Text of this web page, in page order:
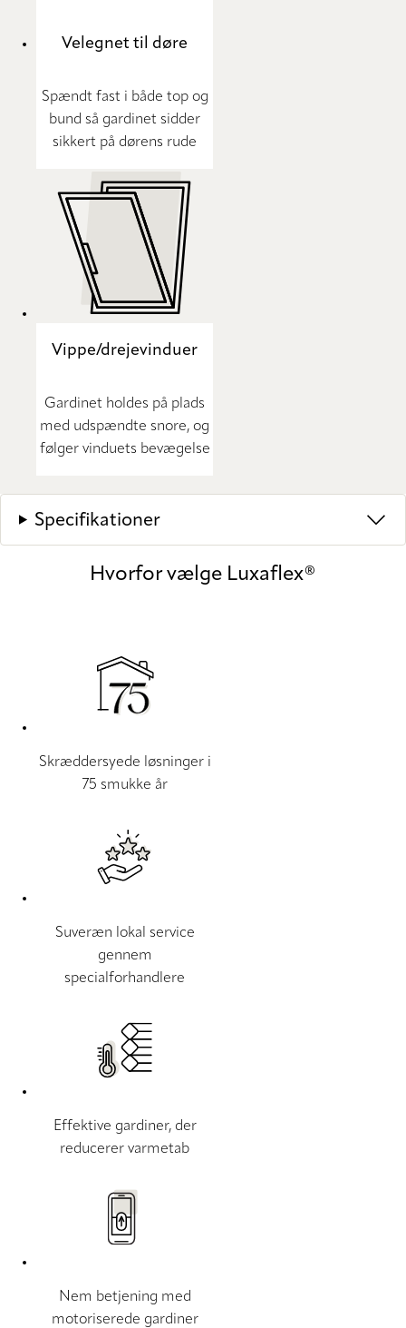
Velegnet til døre
Spændt fast i både top og
bund så gardinet sidder
sikkert på dørens rude
Vippe/drejevinduer
Gardinet holdes på plads
med udspændte snore, og
følger vinduets bevægelse
Specifikationer
Hvorfor vælge Luxaflex®
Skræddersyede løsninger i
75 smukke år
Suveræn lokal service
gennem
specialforhandlere
Effektive gardiner, der
reducerer varmetab
Nem betjening med
motoriserede gardiner